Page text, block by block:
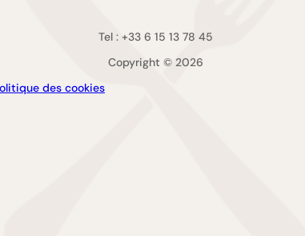
Tel : +33 6 15 13 78 45
Copyright © 2026
des cookies